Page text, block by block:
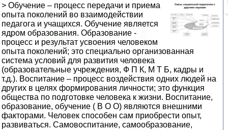
> Обучение – процесс передачи и приема
опыта поколений во взаимодействии
педагога и учащихся. Обучение является
ядром образования. Образование -
процесс и результат усвоения человеком
опыта поколений; это специально организованная
система условий для развития человека
(образовательные учреждения, Ф П К, М Т Б, кадры и
т.д.). Воспитание – процесс воздействия одних людей на
других в целях формирования личности; это функция
общества по подготовке человека к жизни. Воспитание,
образование, обучение ( В О О) являются внешними
факторами. Человек способен сам приобрести опыт,
развиваться. Самовоспитание, самообразование,